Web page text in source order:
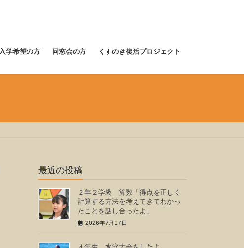
入学希望の方 同窓会の方 くすのき復活プロジェクト
最近の投稿
２年２学級 算数「得点を正しく
計算する方法を考えてきてわかっ
たことを話し合ったよ」
2026年7月17日
４年生 水泳大会をしたよ